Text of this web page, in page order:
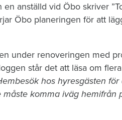
anställd vid Öbo skriver
Öbo planeringen för att
under renoveringen med
står det att läsa om
hos hyresgästen
komma iväg hemifrån